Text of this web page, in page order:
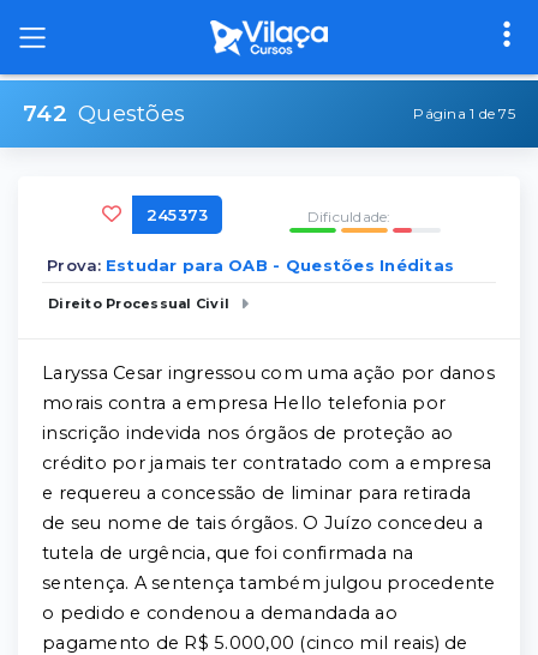
742 Questões Página 1 de 75
245373 Dificuldade:
Prova: Estudar para OAB - Questões Inéditas
Direito Processual Civil
Laryssa Cesar ingressou com uma ação por danos
morais contra a empresa Hello telefonia por
inscrição indevida nos órgãos de proteção ao
crédito por jamais ter contratado com a empresa
e requereu a concessão de liminar para retirada
de seu nome de tais órgãos. O Juízo concedeu a
tutela de urgência, que foi confirmada na
sentença. A sentença também julgou procedente
o pedido e condenou a demandada ao
pagamento de R$ 5.000,00 (cinco mil reais) de